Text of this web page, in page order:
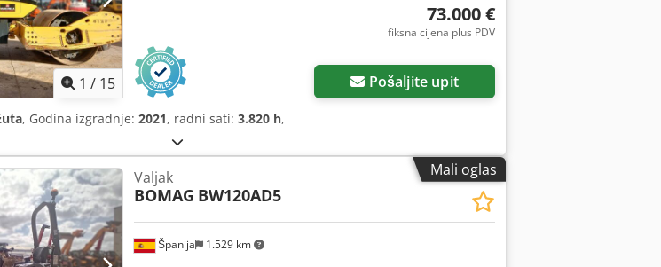
1 / 15
73.000 €
fiksna cijena plus PDV
Pošaljite upit
, Godina izgradnje: 2021, radni sati: 3.820 h,
Mali oglas
Španija 1.529 km
Valjak
BOMAG BW120AD5